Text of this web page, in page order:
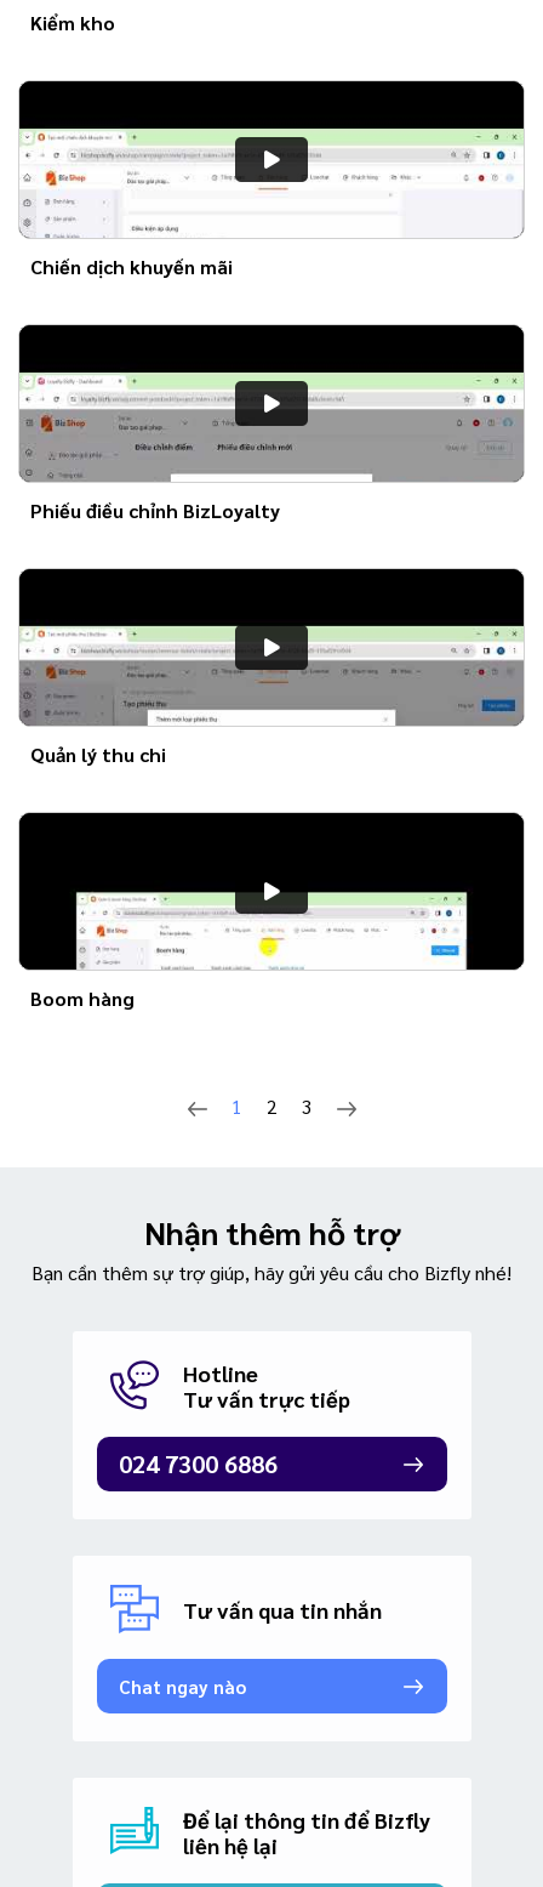
Kiểm kho
Chiến dịch khuyến mãi
Phiếu điều chỉnh BizLoyalty
Quản lý thu chi
Boom hàng
1 2 3
Nhận thêm hỗ trợ
Bạn cần thêm sự trợ giúp, hãy gửi yêu cầu cho Bizfly nhé!
Hotline
Tư vấn trực tiếp
024 7300 6886
Tư vấn qua tin nhắn
Chat ngay nào
Để lại thông tin để Bizfly
liên hệ lại